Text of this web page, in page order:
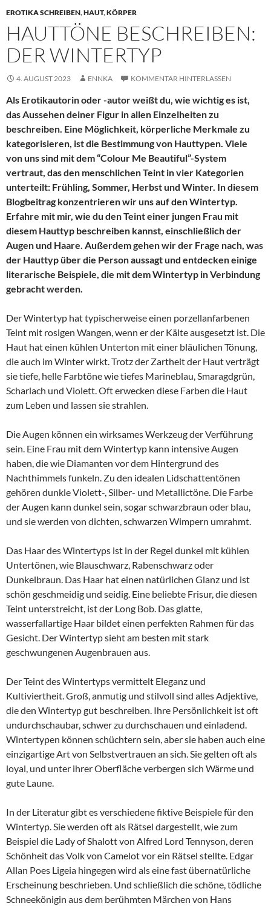
EROTIKA SCHREIBEN,HAUT,KÖRPER
HAUTTÖNE BESCHREIBEN:
DER WINTERTYP
4. AUGUST 2023 ENNKA KOMMENTAR HINTERLASSEN
Als Erotikautorin oder -autor weißt du, wie wichtig es ist,
das Aussehen deiner Figur in allen Einzelheiten zu
beschreiben. Eine Möglichkeit, körperliche Merkmale zu
kategorisieren, ist die Bestimmung von Hauttypen. Viele
von uns sind mit dem “Colour Me Beautiful”-System
vertraut, das den menschlichen Teint in vier Kategorien
unterteilt: Frühling, Sommer, Herbst und Winter. In diesem
Blogbeitrag konzentrieren wir uns auf den Wintertyp.
Erfahre mit mir, wie du den Teint einer jungen Frau mit
diesem Hauttyp beschreiben kannst, einschließlich der
Augen und Haare. Außerdem gehen wir der Frage nach, was
der Hauttyp über die Person aussagt und entdecken einige
literarische Beispiele, die mit dem Wintertyp in Verbindung
gebracht werden.
Der Wintertyp hat typischerweise einen porzellanfarbenen
Teint mit rosigen Wangen, wenn er der Kälte ausgesetzt ist. Die
Haut hat einen kühlen Unterton mit einer bläulichen Tönung,
die auch im Winter wirkt. Trotz der Zartheit der Haut verträgt
sie tiefe, helle Farbtöne wie tiefes Marineblau, Smaragdgrün,
Scharlach und Violett. Oft erwecken diese Farben die Haut
zum Leben und lassen sie strahlen.
Die Augen können ein wirksames Werkzeug der Verführung
sein. Eine Frau mit dem Wintertyp kann intensive Augen
haben, die wie Diamanten vor dem Hintergrund des
Nachthimmels funkeln. Zu den idealen Lidschattentönen
gehören dunkle Violett-, Silber- und Metallictöne. Die Farbe
der Augen kann dunkel sein, sogar schwarzbraun oder blau,
und sie werden von dichten, schwarzen Wimpern umrahmt.
Das Haar des Wintertyps ist in der Regel dunkel mit kühlen
Untertönen, wie Blauschwarz, Rabenschwarz oder
Dunkelbraun. Das Haar hat einen natürlichen Glanz und ist
schön geschmeidig und seidig. Eine beliebte Frisur, die diesen
Teint unterstreicht, ist der Long Bob. Das glatte,
wasserfallartige Haar bildet einen perfekten Rahmen für das
Gesicht. Der Wintertyp sieht am besten mit stark
geschwungenen Augenbrauen aus.
Der Teint des Wintertyps vermittelt Eleganz und
Kultiviertheit. Groß, anmutig und stilvoll sind alles Adjektive,
die den Wintertyp gut beschreiben. Ihre Persönlichkeit ist oft
undurchschaubar, schwer zu durchschauen und einladend.
Wintertypen können schüchtern sein, aber sie haben auch eine
einzigartige Art von Selbstvertrauen an sich. Sie gelten oft als
loyal, und unter ihrer Oberfläche verbergen sich Wärme und
gute Laune.
In der Literatur gibt es verschiedene fiktive Beispiele für den
Wintertyp. Sie werden oft als Rätsel dargestellt, wie zum
Beispiel die Lady of Shalott von Alfred Lord Tennyson, deren
Schönheit das Volk von Camelot vor ein Rätsel stellte. Edgar
Allan Poes Ligeia hingegen wird als eine fast übernatürliche
Erscheinung beschrieben. Und schließlich die schöne, tödliche
Schneekönigin aus dem berühmten Märchen von Hans